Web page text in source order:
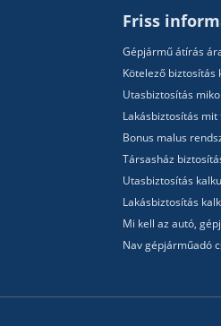
Friss
Gépjármű átírás
Kötelező
Utasbiztosítás
Lakásbiztosítás
Bonus malus
Társasház
Utasbiztosítás
Lakásbiztosítás
Mi kell az autó,
Nav gépjárműadó